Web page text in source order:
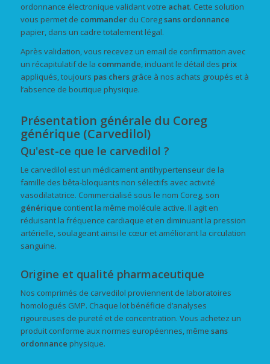
ordonnance électronique validant votre achat. Cette solution
vous permet de commanderdu Coregsans ordonnance
papier, dans un cadre totalement légal.
Après validation, vous recevez un email de confirmation avec
un récapitulatif de la commande, incluant le détail des prix
appliqués, toujours pas chersgrâce à nos achats groupés et à
l’absence de boutique physique.
Présentation générale du Coreg
générique (Carvedilol)
Qu'est-ce que le carvedilol ?
Le carvedilol est un médicament antihypertenseur de la
famille des bêta-bloquants non sélectifs avec activité
vasodilatatrice. Commercialisé sous le nom Coreg, son
générique contient la même molécule active. Il agit en
réduisant la fréquence cardiaque et en diminuant la pression
artérielle, soulageant ainsi le cœur et améliorant la circulation
sanguine.
Origine et qualité pharmaceutique
Nos comprimés de carvedilol proviennent de laboratoires
homologués GMP. Chaque lot bénéficie d’analyses
rigoureuses de pureté et de concentration. Vous achetez un
produit conforme aux normes européennes, même sans
ordonnance physique.